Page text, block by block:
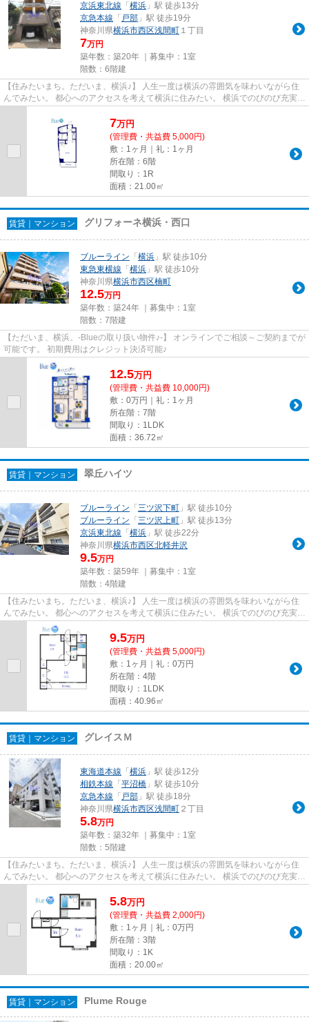
京浜東北線 「 横浜 」駅 徒歩13分
京急本線 「 戸部 」駅 徒歩19分
神奈川県横浜市西区浅間町 １丁目
7万円
築年数：築20年 ｜募集中： 1室
階数：6階建
【住みたいまち。ただいま、横浜♪】 人生一度は横浜の雰囲気を味わいながら住
んでみたい。 都心へのアクセスを考えて横浜に住みたい。 横浜でのびのび充実し
7万円
(管理費・共益費 5,000円)
敷：1ヶ月｜礼：1ヶ月
所在階：6階
間取り：1R
面積：21.00㎡
賃貸｜マンション グリフォーネ横浜・西口
ブルーライン 「 横浜 」駅 徒歩10分
東急東横線 「 横浜 」駅 徒歩10分
神奈川県横浜市西区楠町
12.5万円
築年数：築24年 ｜募集中： 1室
階数：7階建
【ただいま、横浜。-Blueの取り扱い物件♪-】 オンラインでご相談～ご契約までが
可能です。 初期費用はクレジット決済可能♪
12.5万円
(管理費・共益費 10,000円)
敷：0万円｜礼：1ヶ月
所在階：7階
間取り：1LDK
面積：36.72㎡
賃貸｜マンション 翠丘ハイツ
ブルーライン 「 三ツ沢下町 」駅 徒歩10分
ブルーライン 「 三ツ沢上町 」駅 徒歩13分
京浜東北線 「 横浜 」駅 徒歩22分
神奈川県横浜市西区北軽井沢
9.5万円
築年数：築59年 ｜募集中： 1室
階数：4階建
【住みたいまち。ただいま、横浜♪】 人生一度は横浜の雰囲気を味わいながら住
んでみたい。 都心へのアクセスを考えて横浜に住みたい。 横浜でのびのび充実し
た子育てをしたい。 Blueは...
9.5万円
(管理費・共益費 5,000円)
敷：1ヶ月｜礼：0万円
所在階：4階
間取り：1LDK
面積：40.96㎡
賃貸｜マンション グレイスＭ
東海道本線 「 横浜 」駅 徒歩12分
相鉄本線 「 平沼橋 」駅 徒歩10分
京急本線 「 戸部 」駅 徒歩18分
神奈川県横浜市西区浅間町 ２丁目
5.8万円
築年数：築32年 ｜募集中： 1室
階数：5階建
【住みたいまち。ただいま、横浜♪】 人生一度は横浜の雰囲気を味わいながら住
んでみたい。 都心へのアクセスを考えて横浜に住みたい。 横浜でのびのび充実し
5.8万円
(管理費・共益費 2,000円)
敷：1ヶ月｜礼：0万円
所在階：3階
間取り：1K
面積：20.00㎡
賃貸｜マンション Plume Rouge